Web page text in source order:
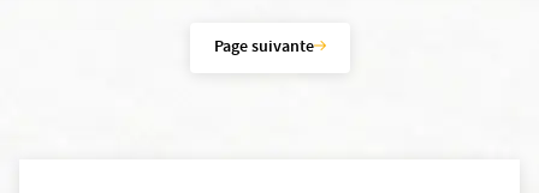
Page suivante